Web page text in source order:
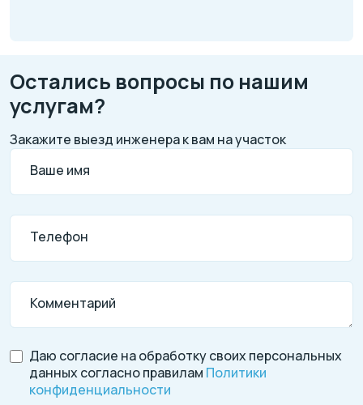
Остались вопросы по нашим
услугам?
Закажите выезд инженера к вам на участок
Ваше имя
Телефон
Комментарий
Даю согласие на обработку своих персональных
данных согласно правилам Политики
конфиденциальности